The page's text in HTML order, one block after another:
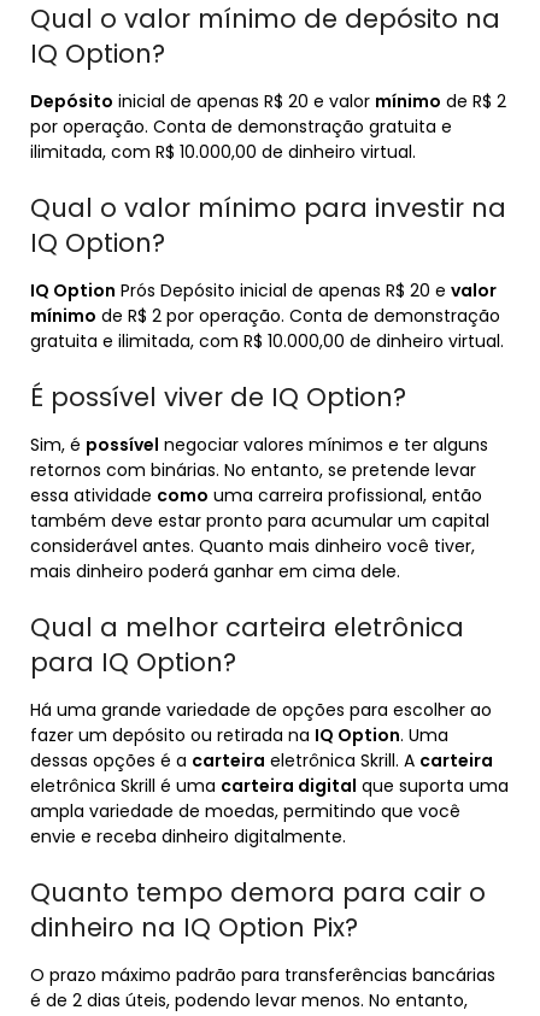
Qual o valor mínimo de depósito na
IQ Option?
Depósito inicial de apenas R$ 20 e valor mínimo de R$ 2
por operação. Conta de demonstração gratuita e
ilimitada, com R$ 10.000,00 de dinheiro virtual.
Qual o valor mínimo para investir na
IQ Option?
IQ Option Prós Depósito inicial de apenas R$ 20 e valor
mínimo de R$ 2 por operação. Conta de demonstração
gratuita e ilimitada, com R$ 10.000,00 de dinheiro virtual.
É possível viver de IQ Option?
Sim, é possível negociar valores mínimos e ter alguns
retornos com binárias. No entanto, se pretende levar
essa atividade como uma carreira profissional, então
também deve estar pronto para acumular um capital
considerável antes. Quanto mais dinheiro você tiver,
mais dinheiro poderá ganhar em cima dele.
Qual a melhor carteira eletrônica
para IQ Option?
Há uma grande variedade de opções para escolher ao
fazer um depósito ou retirada na IQ Option. Uma
dessas opções é a carteira eletrônica Skrill. A carteira
eletrônica Skrill é uma carteira digital que suporta uma
ampla variedade de moedas, permitindo que você
envie e receba dinheiro digitalmente.
Quanto tempo demora para cair o
dinheiro na IQ Option Pix?
O prazo máximo padrão para transferências bancárias
é de 2 dias úteis, podendo levar menos. No entanto,